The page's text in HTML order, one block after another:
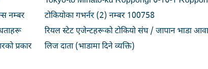
नम्बर
टोकियोका गभर्नर (2) नम्बर 100758
रियल स्टेट एजेन्टहरूको टोकियो संघ / जापान भाडा
प्रकार
लिज दाता (भाडामा दिने व्यक्ति)